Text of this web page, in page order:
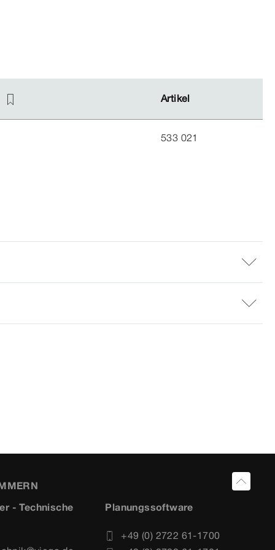
Artikel
Artikel
533 021
- Technische
Planungssoftware
+49 (0) 2722 61-1700